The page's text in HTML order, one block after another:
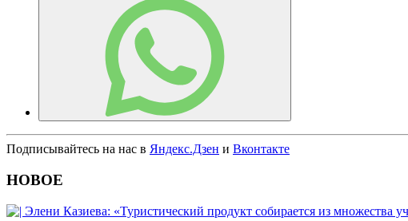
Подписывайтесь на нас в Яндекс.Дзен и Вконтакте
НОВОЕ